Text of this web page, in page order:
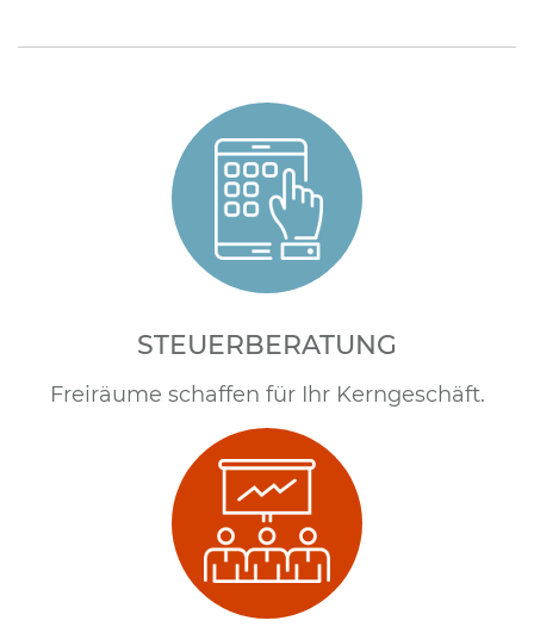
STEUERBERATUNG
Freiräume schaffen für Ihr Kerngeschäft.